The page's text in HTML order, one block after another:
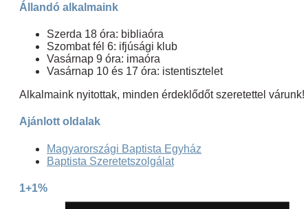
Állandó alkalmaink
Szerda 18 óra: bibliaóra
Szombat fél 6: ifjúsági klub
Vasárnap 9 óra: imaóra
Vasárnap 10 és 17 óra: istentisztelet
Alkalmaink nyitottak, minden érdeklődőt szeretettel várunk!
Ajánlott oldalak
Magyarországi Baptista Egyház
Baptista Szeretetszolgálat
1+1%